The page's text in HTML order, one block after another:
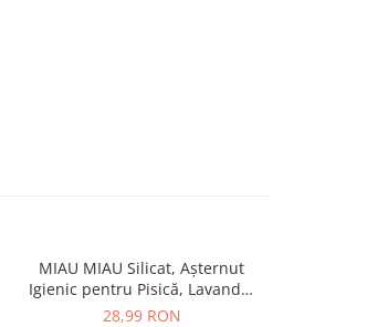
MIAU MIAU Silicat, Așternut
Igienic pentru Pisică, Lavandă,
5L
28,99 RON